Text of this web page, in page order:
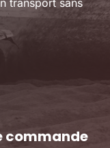
transport sans
commande